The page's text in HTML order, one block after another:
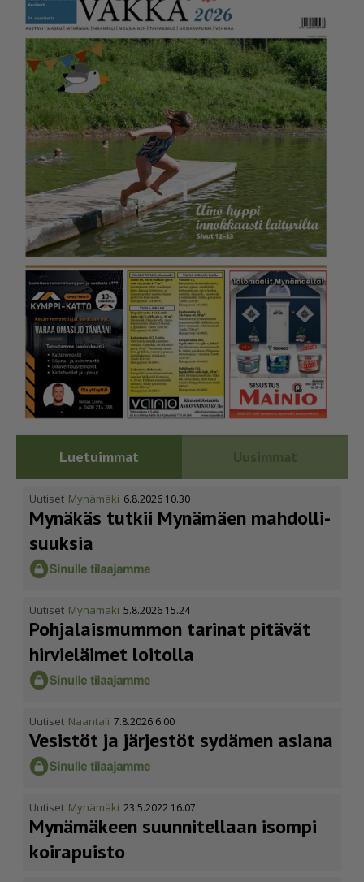
Luetuimmat Uusimmat
Uutiset Mynämäki 6.8.2026 10.30
Mynäkäs tutkii Mynämäen mahdol­li­
suuksia
Uutiset Mynämäki 5.8.2026 15.24
Pohja­lais­mummon tarinat pitävät
hirvieläimet loitolla
Uutiset Naantali 7.8.2026 6.00
Vesistöt ja järjestöt sydämen asiana
Uutiset Mynämäki 23.5.2022 16.07
Mynämäkeen suunnitellaan isompi
koirapuisto